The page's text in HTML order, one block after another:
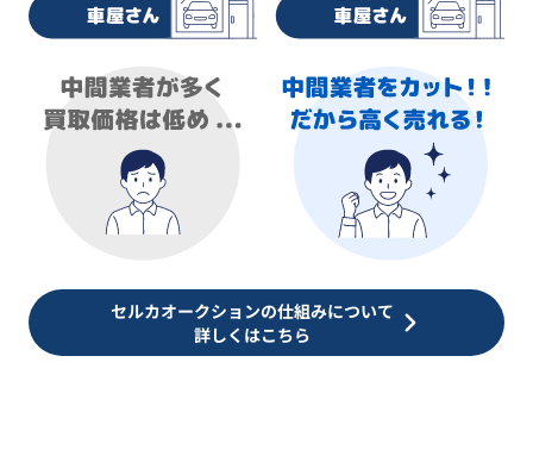
セルカオークションの仕組みについて
詳しくはこちら